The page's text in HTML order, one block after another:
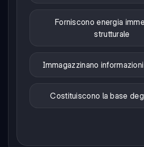
Forniscono energia
strutturale
Immagazzinano
Costituiscono la base